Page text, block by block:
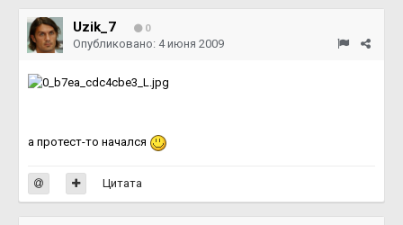
Uzik_7 0
Опубликовано: 4 июня 2009
а протест-то начался
Цитата